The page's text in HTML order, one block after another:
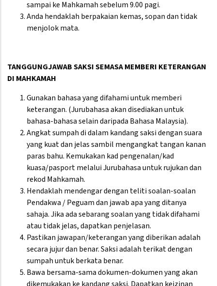
sampai ke Mahkamah sebelum 9.00 pagi.
Anda hendaklah berpakaian kemas, sopan dan tidak
menjolok mata.
TANGGUNGJAWAB SAKSI SEMASA MEMBERI KETERANGAN
DI MAHKAMAH
Gunakan bahasa yang difahami untuk memberi
keterangan. (Jurubahasa akan disediakan untuk
bahasa-bahasa selain daripada Bahasa Malaysia).
Angkat sumpah di dalam kandang saksi dengan suara
yang kuat dan jelas sambil mengangkat tangan kanan
paras bahu. Kemukakan kad pengenalan/kad
kuasa/pasport melalui Jurubahasa untuk rujukan dan
rekod Mahkamah.
Hendaklah mendengar dengan teliti soalan-soalan
Pendakwa / Peguam dan jawab apa yang ditanya
sahaja. Jika ada sebarang soalan yang tidak difahami
atau tidak jelas, dapatkan penjelasan.
Pastikan jawapan/keterangan yang diberikan adalah
secara jujur dan benar. Saksi adalah terikat dengan
sumpah untuk berkata benar.
Bawa bersama-sama dokumen-dokumen yang akan